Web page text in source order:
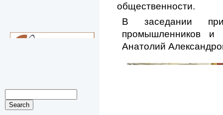
общественности.
В заседании
промышленников и
Анатолий